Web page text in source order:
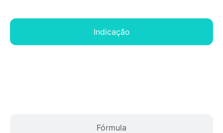
Indicação
Fórmula